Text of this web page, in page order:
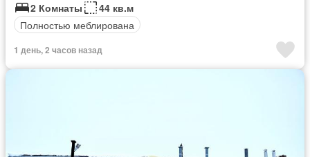
2 Комнаты
44 кв.м
Полностью меблирована
1 день, 2 часов назад